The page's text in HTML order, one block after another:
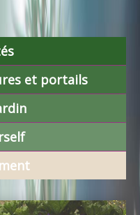
et portails